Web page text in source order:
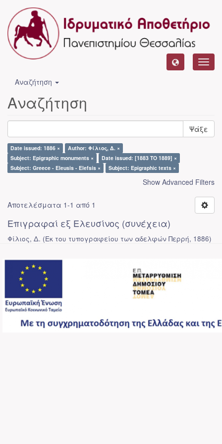
Αναζήτηση
Αναζήτηση
Ψάξε
Date issued: 1886 ×
Author: Φίλιος, Δ. ×
Subject: Epigraphic monuments ×
Date issued: [1883 TO 1889] ×
Subject: Greece - Eleusis - Elefsís ×
Subject: Epigraphic texts ×
Show Advanced Filters
Αποτελέσματα 1-1 από 1
Επιγραφαί εξ Ελευσίνος (συνέχεια)
Φίλιος, Δ. (Εκ του τυπογραφείου των αδελφών Περρή, 1886)